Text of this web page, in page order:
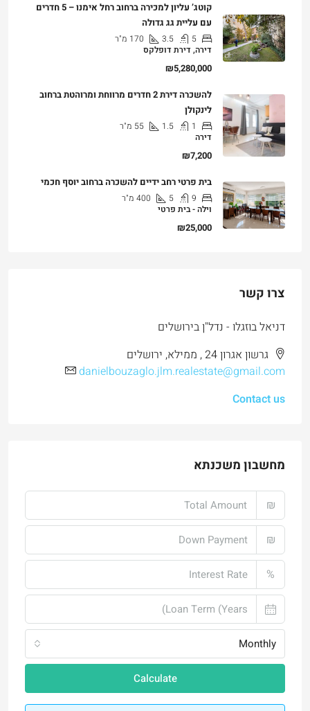
קוטג’ עליון למכירה ברחוב רחל אימנו – 5 חדרים
עם עליית גג גדולה
5
3.5
170 מ"ר
דירה, דירת דופלקס
₪5,280,000
להשכרה דירת 2 חדרים מרווחת ומרוהטת ברחוב
לינקולן
1
1.5
55 מ"ר
דירה
₪7,200
בית פרטי רחב ידיים להשכרה ברחוב יוסף חכמי
9
5
400 מ"ר
וילה - בית פרטי
₪25,000
צרו קשר
דניאל בוזגלו - נדל"ן בירושלים
גרשון אגרון 24 , ממילא, ירושלים
danielbouzaglo.jlm.realestate@gmail.com
Contact us
מחשבון משכנתא
₪
₪
%
Monthly
Calculate